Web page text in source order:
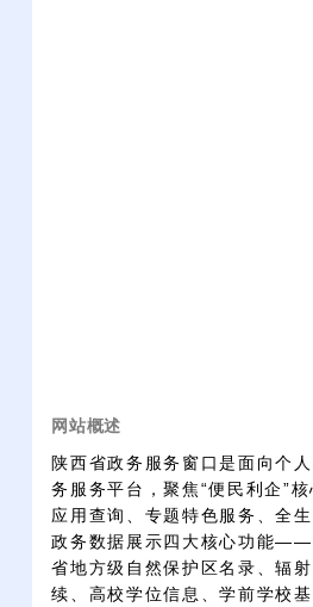
网站概述
陕西省政务服务窗口是面向个
务服务平台，聚焦“便民利企”
应用查询、专题特色服务、全
政务数据展示四大核心功能——
省地方级自然保护区名录、辐
续、高校学位信息、学前学校